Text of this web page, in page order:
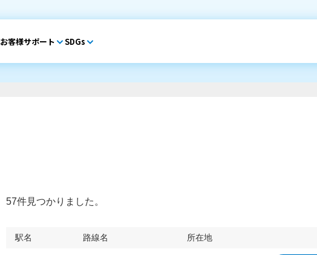
お客様サポート SDGs
57件見つかりました。
駅名 路線名 所在地